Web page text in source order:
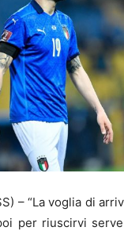
– “La voglia di
per riuscirvi